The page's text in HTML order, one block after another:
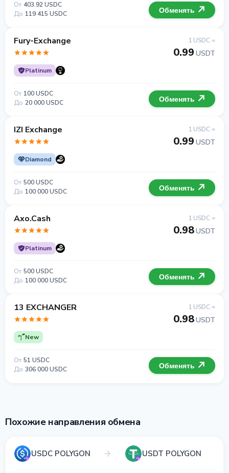
От 403.92 USDC
До 119 415 USDC Обменять
Fury-Exchange
Platinum
1 USDC =
0.99 USDT
От 100 USDC
До 20 000 USDC Обменять
IZI Exchange
Diamond
1 USDC =
0.99 USDT
От 500 USDC
До 100 000 USDC Обменять
Axo.Cash
Platinum
1 USDC =
0.98USDT
От 500 USDC
До 100 000 USDC Обменять
13 EXCHANGER
New
1 USDC =
0.98USDT
От 51 USDC
До 306 000 USDC Обменять
Похожие направления обмена
USDC POLYGON USDT POLYGON